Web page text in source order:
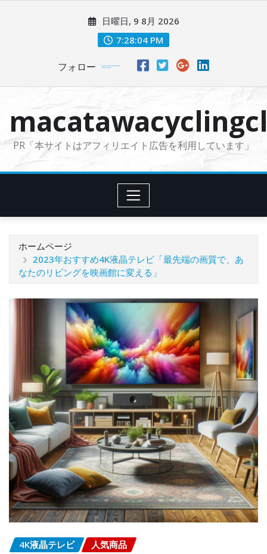
に
日曜日, 9 8月 2026
7:28:05 PM
フォロー
PR「本サイトはアフィリエイト広告を利用しています」
ホームページ
2023年おすすめ4K液晶テレビ「最先端の画質で、あ
なたのリビングを映画館に変える」
4K液晶テレビ 人気商品